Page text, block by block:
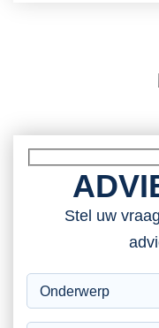
Stel uw